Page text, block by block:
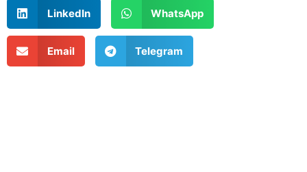
LinkedIn WhatsApp
Email Telegram